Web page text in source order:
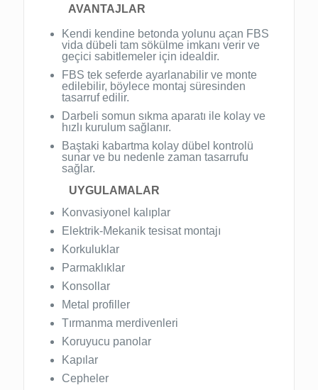
AVANTAJLAR
Kendi kendine betonda yolunu açan FBS
vida dübeli tam sökülme imkanı verir ve
geçici sabitlemeler için idealdir.
FBS tek seferde ayarlanabilir ve monte
edilebilir, böylece montaj süresinden
tasarruf edilir.
Darbeli somun sıkma aparatı ile kolay ve
hızlı kurulum sağlanır.
Baştaki kabartma kolay dübel kontrolü
sunar ve bu nedenle zaman tasarrufu
sağlar.
UYGULAMALAR
Konvasiyonel kalıplar
Elektrik-Mekanik tesisat montajı
Korkuluklar
Parmaklıklar
Konsollar
Metal profiller
Tırmanma merdivenleri
Koruyucu panolar
Kapılar
Cepheler